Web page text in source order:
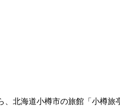
北海道小樽市の旅館「小樽旅